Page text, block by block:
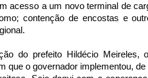
acesso a um novo terminal de
contenção de encostas e
do prefeito Hildécio Meireles,
que o governador implementou,